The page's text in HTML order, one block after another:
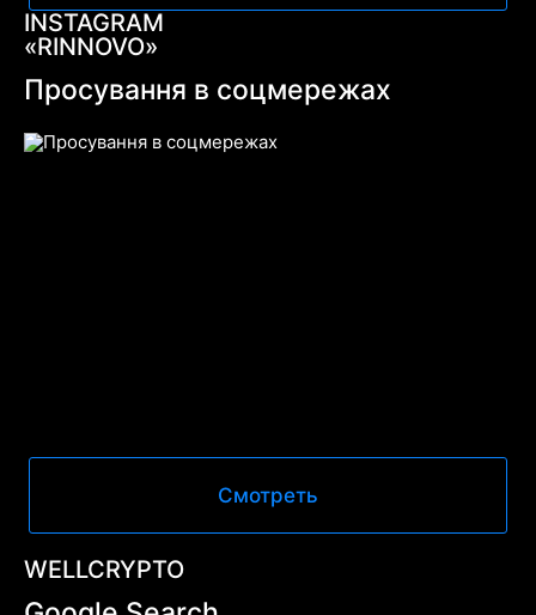
INSTAGRAM
«RINNOVO»
Просування в соцмережах
Смотреть
WELLCRYPTO